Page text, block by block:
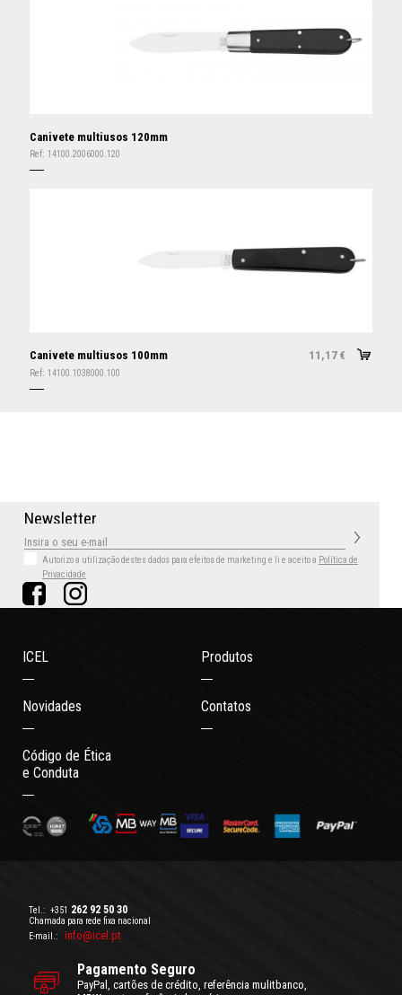
Canivete multiusos 120mm
Ref: 14100.2006000.120
Canivete multiusos 100mm 11,17 €
Ref: 14100.1038000.100
Newsletter
Autorizo a utilização destes dados para efeitos de marketing e li e aceito a Política de
Privacidade
ICEL Produtos
Novidades Contatos
Código de Ética
e Conduta
Tel.: +351 262 92 50 30
Chamada para rede fixa nacional
E-mail.:
info@icel.pt
Pagamento Seguro
PayPal, cartões de crédito, referência mulitbanco,